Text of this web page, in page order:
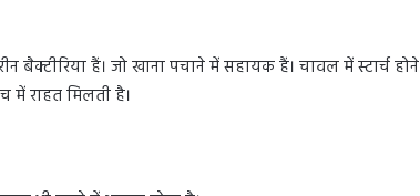
हैं। जो खाना पचाने में सहायक हैं। चावल में स्टार्च होने
में राहत मिलती है।